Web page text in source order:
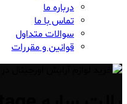
درباره ما
تماس با ما
سوالات متداول
قوانین و مقررات